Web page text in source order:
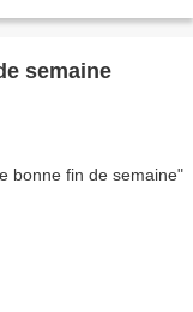
à toutes et tous, une bonne fin de semaine